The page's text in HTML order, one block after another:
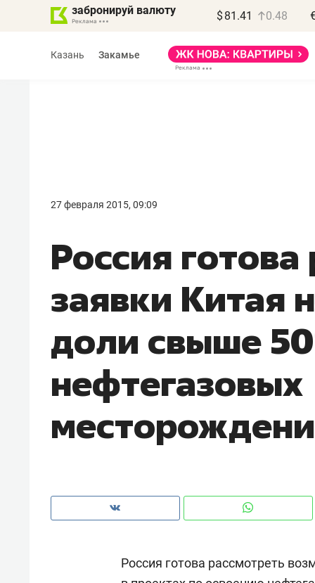
забронируй валюту $ 81.41 0.48
Казань Закамье
27 февраля 2015, 09:09
Россия
заявки Китая
доли свыше
нефтегазовых
Россия готова рассмотреть
правил, бизнес может
потерять минимум
полгода»
Как бизнесу выйти на зарубежные
рынки, почему надо знать
чем интересен Оман?
Рекомендуем